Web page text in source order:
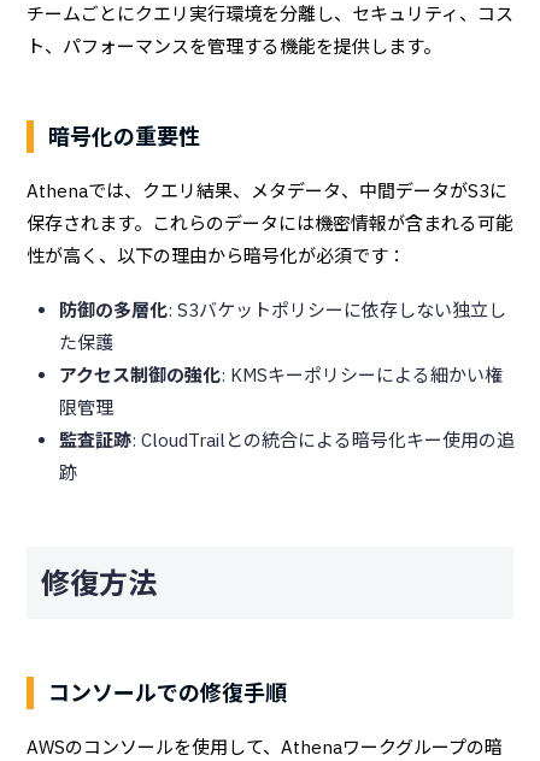
チームごとにクエリ実行環境を分離し、セキュリティ、コス
ト、パフォーマンスを管理する機能を提供します。
暗号化の重要性
Athenaでは、クエリ結果、メタデータ、中間データがS3に
保存されます。これらのデータには機密情報が含まれる可能
性が高く、以下の理由から暗号化が必須です：
防御の多層化: S3バケットポリシーに依存しない独立し
た保護
アクセス制御の強化: KMSキーポリシーによる細かい権
限管理
監査証跡: CloudTrailとの統合による暗号化キー使用の追
跡
修復方法
コンソールでの修復手順
AWSのコンソールを使用して、Athenaワークグループの暗